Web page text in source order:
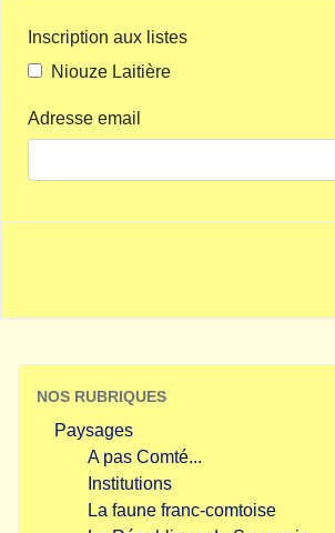
Inscription aux listes
Niouze Laitière
Adresse email
NOS RUBRIQUES
Paysages
A pas Comté...
Institutions
La faune franc-comtoise